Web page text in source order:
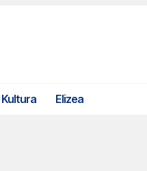
Kultura Elizea